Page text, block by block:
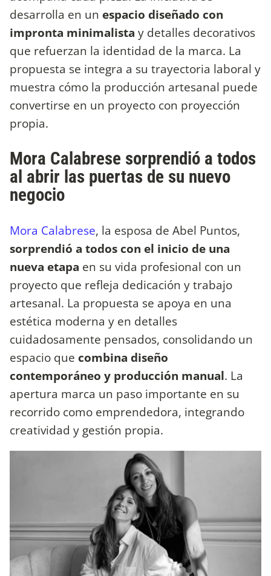
desarrolla en un espacio diseñado con
impronta minimalista y detalles decorativos
que refuerzan la identidad de la marca. La
propuesta se integra a su trayectoria laboral y
muestra cómo la producción artesanal puede
convertirse en un proyecto con proyección
propia.
Mora Calabrese sorprendió a todos
al abrir las puertas de su nuevo
negocio
Mora Calabrese, la esposa de Abel Puntos,
sorprendió a todos con el inicio de una
nueva etapa en su vida profesional con un
proyecto que refleja dedicación y trabajo
artesanal. La propuesta se apoya en una
estética moderna y en detalles
cuidadosamente pensados, consolidando un
espacio que combina diseño
contemporáneo y producción manual. La
apertura marca un paso importante en su
recorrido como emprendedora, integrando
creatividad y gestión propia.